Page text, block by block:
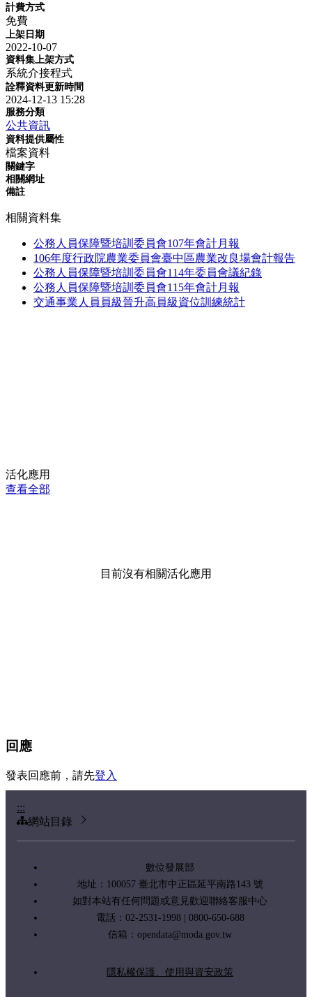
計費方式
免費
上架日期
2022-10-07
資料集上架方式
系統介接程式
詮釋資料更新時間
2024-12-13 15:28
服務分類
公共資訊
資料提供屬性
檔案資料
關鍵字
相關網址
備註
相關資料集
公務人員保障暨培訓委員會107年會計月報
106年度行政院農業委員會臺中區農業改良場會計報告
公務人員保障暨培訓委員會114年委員會議紀錄
公務人員保障暨培訓委員會115年會計月報
交通事業人員員級晉升高員級資位訓練統計
活化應用
查看全部
目前沒有相關活化應用
回應
發表回應前，請先登入
:::
網站目錄
數位發展部
地址：100057 臺北市中正區延平南路143 號
如對本站有任何問題或意見歡迎聯絡客服中心
電話：02-2531-1998 | 0800-650-688
信箱： opendata@moda.gov.tw
隱私權保護、使用與資安政策